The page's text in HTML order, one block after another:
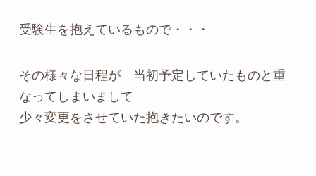
受験生を抱えているもので・・・
その様々な日程が 当初予定していたものと重
なってしまいまして
少々変更をさせていた抱きたいのです。